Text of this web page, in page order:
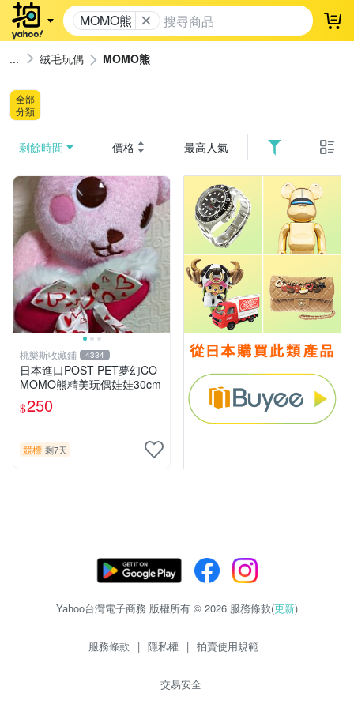
MOMO熊 登
絨毛玩偶 MOMO熊
全部
分類
剩餘時間 價格 最高人氣
桃樂斯收藏鋪 4334
日本進口POST PET夢幻CO
MOMO熊精美玩偶娃娃30cm
$250
競標 剩7天
Yahoo台灣電子商務 版權所有 © 2026 服務條款(更新)
服務條款 | 隱私權 | 拍賣使用規範
交易安全